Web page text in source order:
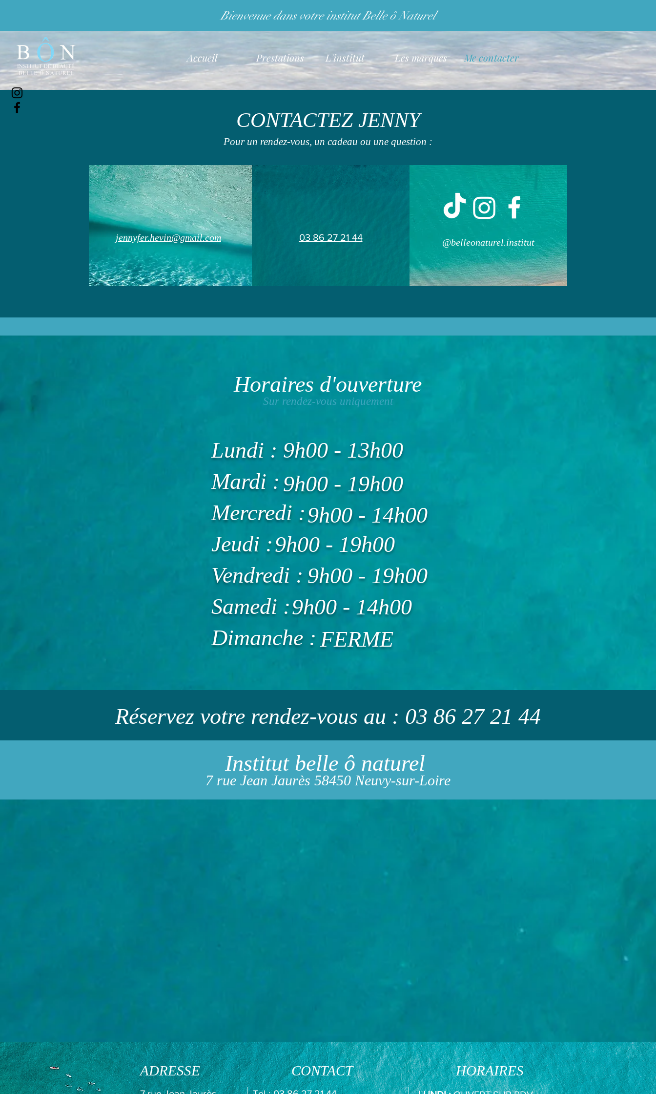
Bienvenue dans votre institut Belle ô Naturel
Accueil Prestations L'institut Les marques Me contacter
Rien de mieux que les conseils avisés de notre Jenny !
Vous avez une question sur une prestation, sur un produit ou alors vous souhaitez seulement être
conseillée au mieux sur les petits gestes/astuces au quotidien qui vous rendraient plus belle ?
N'hésitez plus et téléphonez directement à Jenny au
Contactez Jennyfer
CONTACTEZ JENNY
Pour un rendez-vous, un cadeau ou une question :
jennyfer.hevin@gmail.com 03 86 27 21 44 @belleonaturel.institut
Horaires d'ouverture
Sur rendez-vous uniquement
Lundi :
Mardi :
Mercredi :
Jeudi :
Vendredi :
Samedi :
Dimanche :
9h00 - 13h00
9h00 - 19h00
9h00 - 14h00
9h00 - 19h00
9h00 - 19h00
9h00 - 14h00
FERME
Réservez votre rendez-vous au : 03 86 27 21 44
Institut belle ô naturel
7 rue Jean Jaurès 58450 Neuvy-sur-Loire
ADRESSE CONTACT HORAIRES